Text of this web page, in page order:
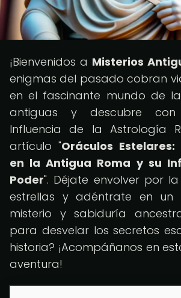
¡Bienvenidos a Misterios
enigmas del pasado cobran
en el fascinante mundo de
antiguas y descubre
Influencia de la Astrología
artículo "Oráculos
en la Antigua Roma y su
Poder". Déjate envolver por
estrellas y adéntrate en un
misterio y sabiduría
para desvelar los secretos
historia? ¡Acompáñanos en
aventura!